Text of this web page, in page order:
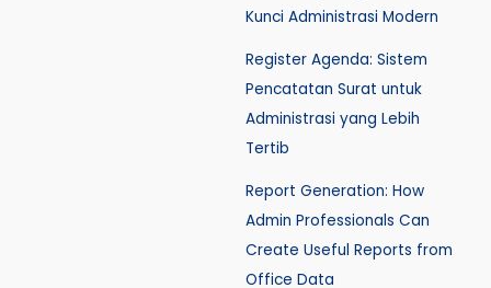
Kunci Administrasi Modern
Register Agenda: Sistem
Pencatatan Surat untuk
Administrasi yang Lebih
Tertib
Report Generation: How
Admin Professionals Can
Create Useful Reports from
Office Data